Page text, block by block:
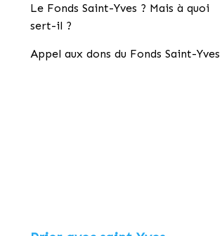
Le Fonds Saint-Yves ? Mais à quoi
sert-il ?
Appel aux dons du Fonds Saint-Yves